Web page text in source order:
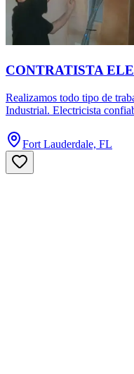
CONTRATISTA
Realizamos todo tipo de
Industrial. Electricista
Fort Lauderdale, FL